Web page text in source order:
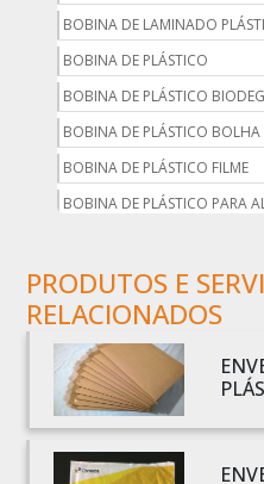
BOBINA DE LAMINADO
BOBINA DE PLÁSTICO
BOBINA DE PLÁSTICO
BOBINA DE PLÁSTICO BOLHA
BOBINA DE PLÁSTICO FILME
BOBINA DE PLÁSTICO PARA
BOBINA DE PLÁSTICO PRETO
BOBINA DE PLÁSTICO
BOBINA DE SACO PLÁSTICO
BOBINA PLÁSTICA
BOBINA PLÁSTICA PARA
BOBINA PLÁSTICO
PRODUTOS E
RELACIONADOS